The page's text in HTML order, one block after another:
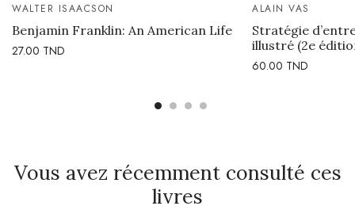
WALTER ISAACSON
Benjamin Franklin: An American Life
27.00 TND
ALAIN VAS
Stratégie
illustré (2e
60.00 TND
Vous avez récemment consulté ces
livres